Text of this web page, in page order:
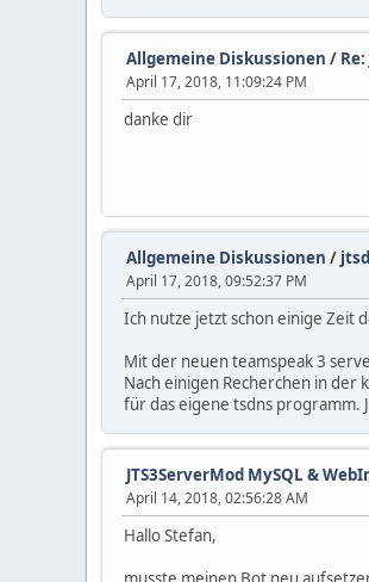
Allgemeine Diskussionen /
April 17, 2018, 11:09:24 PM
danke dir
Allgemeine Diskussionen /
April 17, 2018, 09:52:37 PM
Ich nutze jetzt schon einige Zeit
Mit der neuen teamspeak 3
Nach einigen Recherchen in der
für das eigene tsdns programm.
JTS3ServerMod MySQL &
April 14, 2018, 02:56:28 AM
Hallo Stefan,